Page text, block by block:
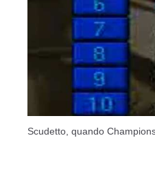
Scudetto, quando